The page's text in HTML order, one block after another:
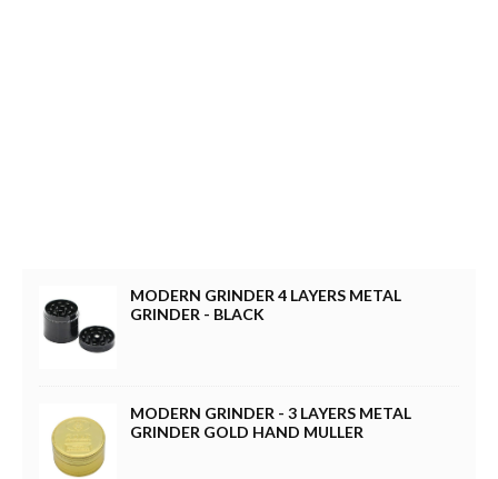
MODERN GRINDER 4 LAYERS METAL
GRINDER - BLACK
MODERN GRINDER - 3 LAYERS METAL
GRINDER GOLD HAND MULLER